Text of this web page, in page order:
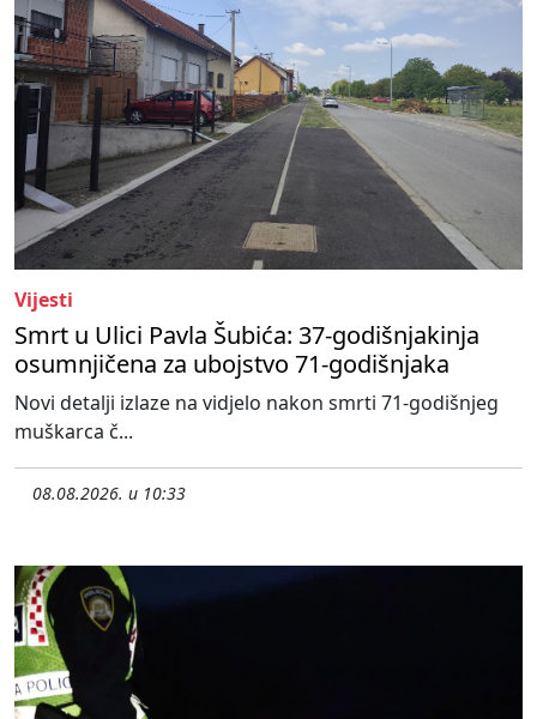
Vijesti
Smrt u Ulici Pavla Šubića: 37-godišnjakinja
osumnjičena za ubojstvo 71-godišnjaka
Novi detalji izlaze na vidjelo nakon smrti 71-godišnjeg
muškarca č...
08.08.2026. u 10:33